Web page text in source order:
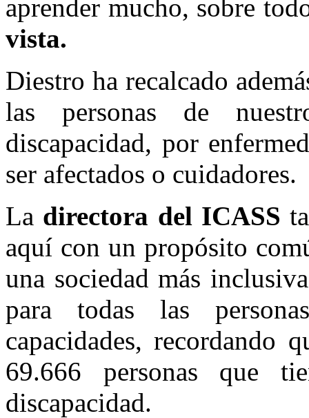
aprender mucho, sobre
vista.
Diestro ha recalcado
las personas de
discapacidad, por
ser afectados o cuidadores.
La directora del ICASS
aquí con un propósito
una sociedad más
para todas las
capacidades, recordando
69.666 personas que
discapacidad.